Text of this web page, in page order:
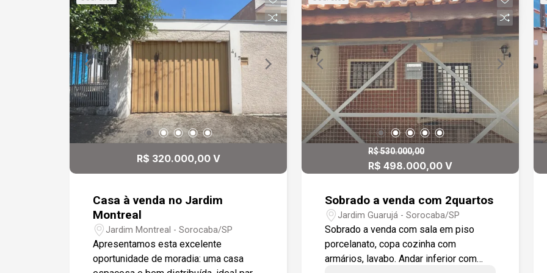
de jantar aconchegante com piso em
madeira - Quartos espaçosos e
confortáveis - Área gourmet completa
com churrasqueira, fogão e forno à
lenha - Piscina para momentos de lazer
e relaxamento - Garagem coberta para
até 3 veículos Localização privilegiada:
Situada em bairro nobre e bem
estruturado, a casa está a poucos
minutos do centro comercial de
importantes e próxima a hospital,
muito mais. Uma oportunidade única
para quem busca qualidade de vida,
praticidade e um imóvel diferenciado
em Sorocaba.
escolas, restaurantes, shopping,
farmácias, com fácil acesso a Rodovia
R$ 320.000,00 V
Casa à venda no Jardim
Montreal
Jardim Montreal - Sorocaba/SP
Apresentamos esta excelente
oportunidade de moradia: uma casa
R$ 530.000,00
R$ 498.000,00 V
Sobrado a venda com 2quartos
Jardim Guarujá - Sorocaba/SP
Sobrado a venda com sala em piso
porcelanato, copa cozinha com
armários, lavabo. Andar inferior com